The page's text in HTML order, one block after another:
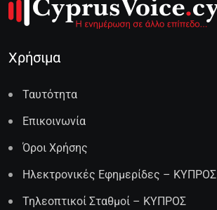
Χρήσιμα
Ταυτότητα
Επικοινωνία
Όροι Χρήσης
Ηλεκτρονικές Εφημερίδες – ΚΥΠΡΟΣ
Τηλεοπτικοί Σταθμοί – ΚΥΠΡΟΣ